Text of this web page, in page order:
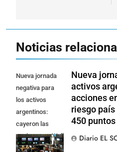
Noticias
Nueva jornada
negativa para
los activos
argentinos:
cayeron las
acciones en Wall
Street y el riesgo
Nueva
activos
acciones
riesgo
450 puntos
Diario EL